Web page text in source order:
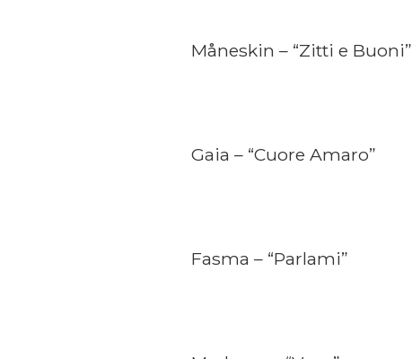
Måneskin – “Zitti e Buoni”
Gaia – “Cuore Amaro”
Fasma – “Parlami”